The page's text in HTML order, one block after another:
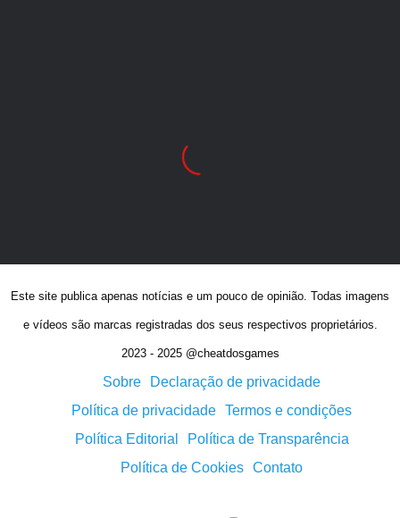
Este site publica apenas notícias e um pouco de opinião. Todas imagens
e vídeos são marcas registradas dos seus respectivos proprietários.
2023 - 2025 @cheatdosgames
Sobre
Declaração de privacidade
Política de privacidade Termos e condições
Política Editorial
Política de Transparência
Política de Cookies Contato